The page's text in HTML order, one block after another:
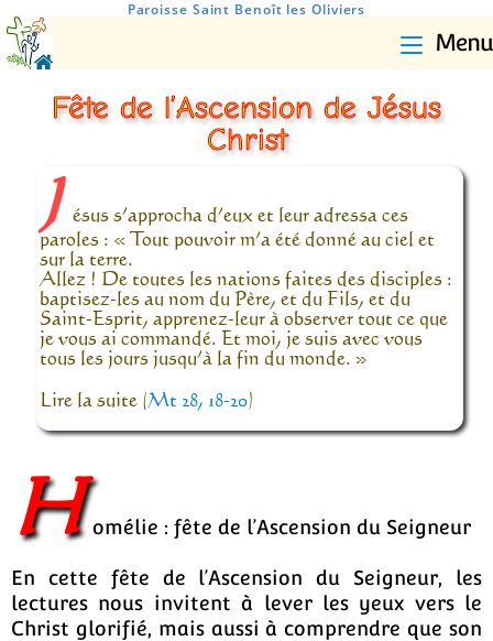
Paroisse Saint Benoît les Oliviers
Menu
Fête de l’Ascension de Jésus
Christ
J ésus s’approcha d’eux et leur adressa ces
paroles : « Tout pouvoir m’a été donné au ciel et
sur la terre.
Allez ! De toutes les nations faites des disciples :
baptisez-les au nom du Père, et du Fils, et du
Saint-Esprit, apprenez-leur à observer tout ce que
je vous ai commandé. Et moi, je suis avec vous
tous les jours jusqu’à la fin du monde. »
Lire la suite (Mt 28, 18-20)
H omélie : fête de l’Ascension du Seigneur
En cette fête de l’Ascension du Seigneur, les
lectures nous invitent à lever les yeux vers le
Christ glorifié, mais aussi à comprendre que son